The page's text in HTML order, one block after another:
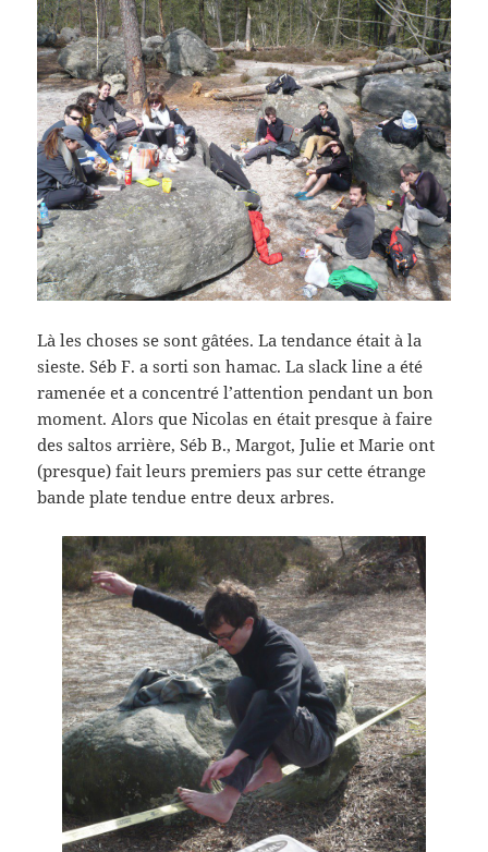
Là les choses se sont gâtées. La tendance était à la
sieste. Séb F. a sorti son hamac. La slack line a été
ramenée et a concentré l’attention pendant un bon
moment. Alors que Nicolas en était presque à faire
des saltos arrière, Séb B., Margot, Julie et Marie ont
(presque) fait leurs premiers pas sur cette étrange
bande plate tendue entre deux arbres.